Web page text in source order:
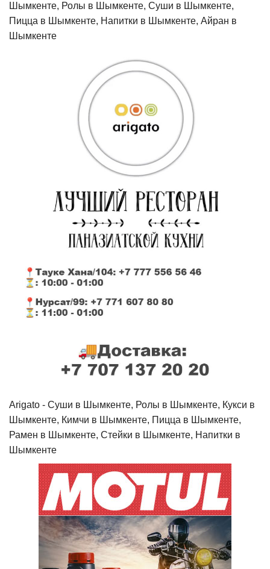
Шымкенте, Ролы в Шымкенте, Суши в Шымкенте,
Пицца в Шымкенте, Напитки в Шымкенте, Айран в
Шымкенте
Arigato - Cуши в Шымкенте, Ролы в Шымкенте, Кукси в
Шымкенте, Кимчи в Шымкенте, Пицца в Шымкенте,
Рамен в Шымкенте, Стейки в Шымкенте, Напитки в
Шымкенте